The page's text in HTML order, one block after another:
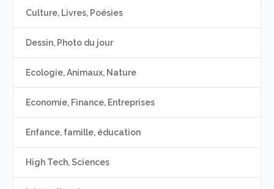
Culture, Livres, Poésies
Dessin, Photo du jour
Ecologie, Animaux, Nature
Economie, Finance, Entreprises
Enfance, famille, éducation
High Tech, Sciences